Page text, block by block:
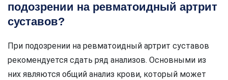
подозрении на ревматоидный артрит
суставов?
При подозрении на ревматоидный артрит суставов
рекомендуется сдать ряд анализов. Основными из
них являются общий анализ крови, который может